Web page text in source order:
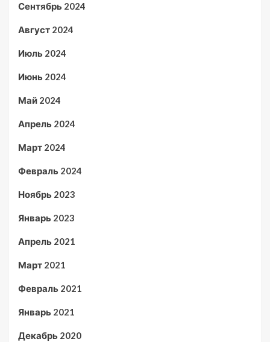
Сентябрь 2024
Август 2024
Июль 2024
Июнь 2024
Май 2024
Апрель 2024
Март 2024
Февраль 2024
Ноябрь 2023
Январь 2023
Апрель 2021
Март 2021
Февраль 2021
Январь 2021
Декабрь 2020